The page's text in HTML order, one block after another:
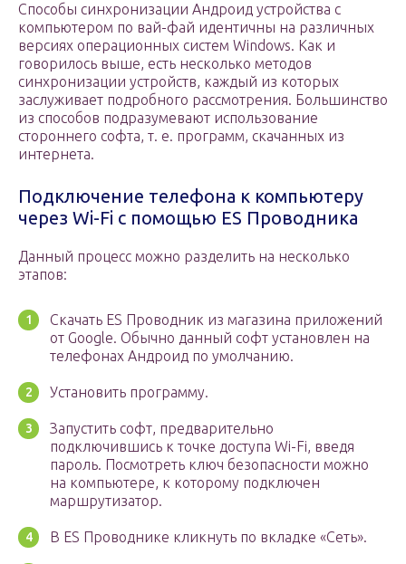
Способы синхронизации Андроид устройства с
компьютером по вай-фай идентичны на различных
версиях операционных систем Windows. Как и
говорилось выше, есть несколько методов
синхронизации устройств, каждый из которых
заслуживает подробного рассмотрения. Большинство
из способов подразумевают использование
стороннего софта, т. е. программ, скачанных из
интернета.
Подключение телефона к компьютеру
через Wi-Fi с помощью ES Проводника
Данный процесс можно разделить на несколько
этапов:
Скачать ES Проводник из магазина приложений
от Google. Обычно данный софт установлен на
телефонах Андроид по умолчанию.
Установить программу.
Запустить софт, предварительно
подключившись к точке доступа Wi-Fi, введя
пароль. Посмотреть ключ безопасности можно
на компьютере, к которому подключен
маршрутизатор.
В ES Проводнике кликнуть по вкладке «Сеть».